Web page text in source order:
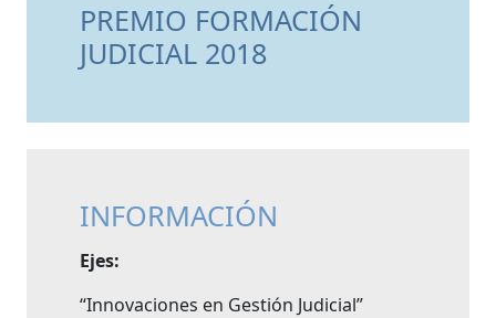
PREMIO FORMACIÓN
JUDICIAL 2018
INFORMACIÓN
Ejes:
“Innovaciones en Gestión Judicial”